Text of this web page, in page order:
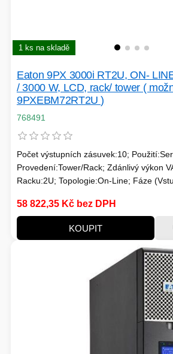
1 ks na skladě
Eaton 9PX 3000i RT2U, ON-
/ 3000 W, LCD, rack/ tower (
9PXEBM72RT2U )
768491
Počet výstupních zásuvek:10;
Provedení:Tower/Rack; Zdánlivý výkon
Racku:2U; Topologie:On-Line; Fáze
Prodloužení záložního času; Typ
58 822,35 Kč bez DPH
KOUPIT